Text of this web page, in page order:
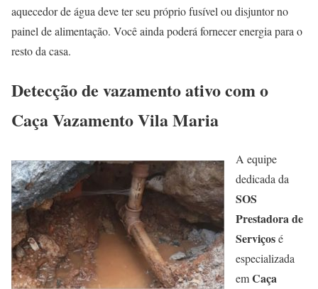
aquecedor de água deve ter seu próprio fusível ou disjuntor no
painel de alimentação. Você ainda poderá fornecer energia para o
resto da casa.
Detecção de vazamento ativo com o
Caça Vazamento Vila Maria
A equipe
dedicada da
SOS
Prestadora de
Serviçosé
especializada
emCaça